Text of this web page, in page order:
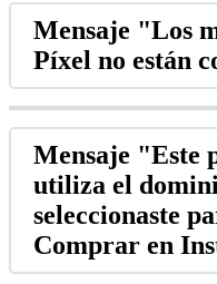
Mensaje "Los
Píxel no están
Mensaje "Este
utiliza el
seleccionaste
Comprar en